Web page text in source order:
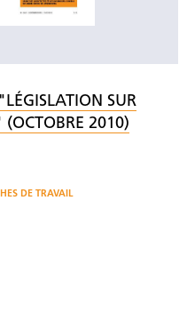
SUR
(OCTOBRE 2010)
DE TRAVAIL